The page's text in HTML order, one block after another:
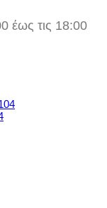
έως τις 18:00